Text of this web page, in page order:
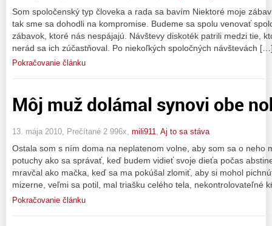
Som spoločenský typ človeka a rada sa bavím Niektoré moje
tak sme sa dohodli na kompromise. Budeme sa spolu venovať
zábavok, ktoré nás nespájajú. Návštevy diskoték patrili medzi tie,
nerád sa ich zúčastňoval. Po niekoľkých spoločných návštevách
Pokračovanie článku
Môj muž dolámal synovi obe
13. mája 2010, Prečítané 2 996x, mili911, Aj to sa stáva
Ostala som s ním doma na neplatenom volne, aby som sa o neho
potuchy ako sa správať, keď budem vidieť svoje dieťa počas
mravčal ako mačka, keď sa ma pokúšal zlomiť, aby si mohol
mizerne, veľmi sa potil, mal triašku celého tela, nekontrolovateľné
Pokračovanie článku